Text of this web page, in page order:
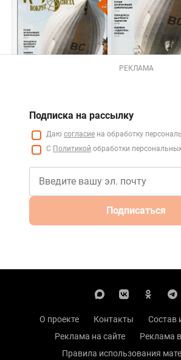
РЕКЛАМА
Подписка на рассылку
Даю согласие на обработку
С Политикой обработки
Подписаться
О проекте Контакты
Состав
Реклама на сайте
Реклама
Правила использования